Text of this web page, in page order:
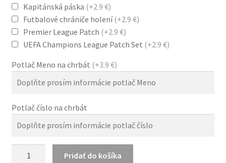
Kapitánská páska (+2.9 €)
Futbalové chrániče holení(+2.9 €)
Premier League Patch (+2.9 €)
UEFA Champions League Patch Set (+2.9 €)
Potlač Meno na chrbát (+3.9 €)
Potlač číslo na chrbát
Pridať do košíka